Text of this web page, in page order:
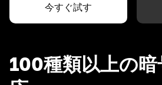
今すぐ試す
100種類以上の